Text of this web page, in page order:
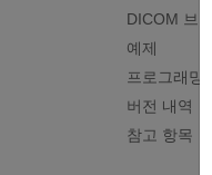
DICOM 브
예제
프로그래밍
버전 내역
참고 항목